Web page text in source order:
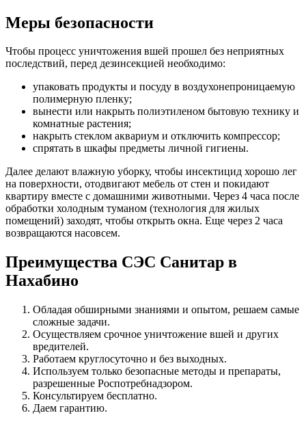
Меры безопасности
Чтобы процесс уничтожения вшей прошел без неприятных
последствий, перед дезинсекцией необходимо:
упаковать продукты и посуду в воздухонепроницаемую
полимерную пленку;
вынести или накрыть полиэтиленом бытовую технику и
комнатные растения;
накрыть стеклом аквариум и отключить компрессор;
спрятать в шкафы предметы личной гигиены.
Далее делают влажную уборку, чтобы инсектицид хорошо лег
на поверхности, отодвигают мебель от стен и покидают
квартиру вместе с домашними животными. Через 4 часа после
обработки холодным туманом (технология для жилых
помещений) заходят, чтобы открыть окна. Еще через 2 часа
возвращаются насовсем.
Преимущества СЭС Санитар в
Нахабино
Обладая обширными знаниями и опытом, решаем самые
сложные задачи.
Осуществляем срочное уничтожение вшей и других
вредителей.
Работаем круглосуточно и без выходных.
Используем только безопасные методы и препараты,
разрешенные Роспотребнадзором.
Консультируем бесплатно.
Даем гарантию.